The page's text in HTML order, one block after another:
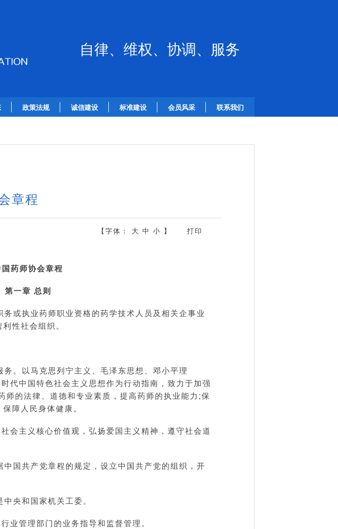
自律、维权、协调、服务
政策法规 诚信建设 标准建设 会员风采 联系我们
章程
【字体： 大 中 小 】 打印
国药师协会章程
一章 总则
或执业药师职业资格的药学技术人员及相关企事业
性社会组织。
。以马克思列宁主义、毛泽东思想、邓小平理
代中国特色社会主义思想作为行动指南，致力于加强
的法律、道德和专业素质，提高药师的执业能力;保
障人民身体健康。
会主义核心价值观，弘扬爱国主义精神，遵守社会道
国共产党章程的规定，设立中国共产党的组织，开
央和国家机关工委。
业管理部门的业务指导和监督管理。